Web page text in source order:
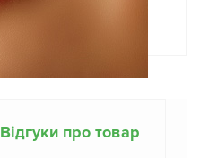
Відгуки про товар